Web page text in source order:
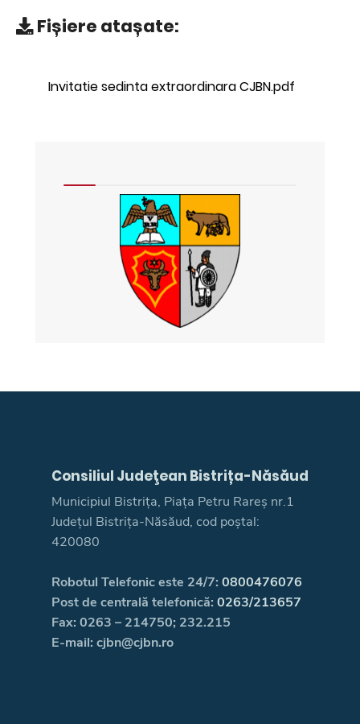
Fișiere atașate:
Invitatie sedinta extraordinara CJBN.pdf
Consiliul Judeţean Bistrița-Năsăud
Municipiul Bistrița, Piața Petru Rareș nr.1
Județul Bistrița-Năsăud, cod poștal:
420080
Robotul Telefonic este 24/7: 0800476076
Post de centrală telefonică: 0263/213657
Fax: 0263 – 214750; 232.215
E-mail: cjbn@cjbn.ro